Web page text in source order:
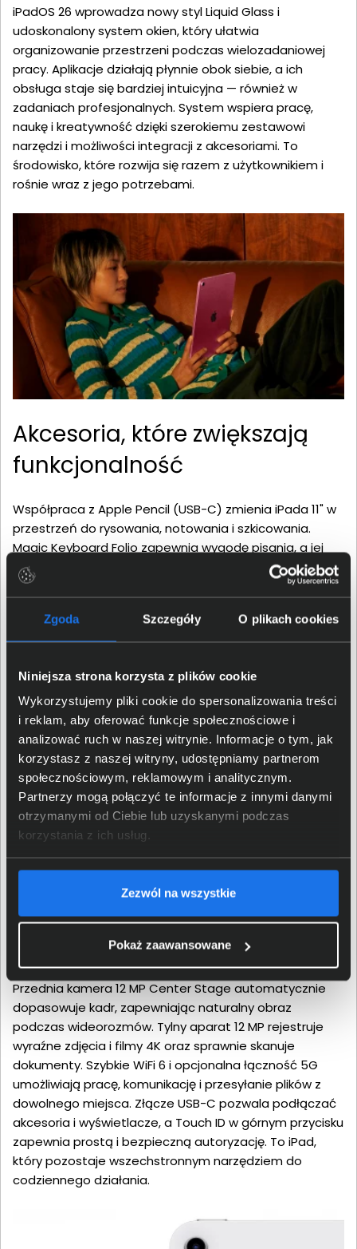
Zgoda Szczegóły O plikach cookies
Niniejsza strona korzysta z plików cookie
Wykorzystujemy pliki cookie do spersonalizowania treści
i reklam, aby oferować funkcje społecznościowe i
analizować ruch w naszej witrynie. Informacje o tym, jak
korzystasz z naszej witryny, udostępniamy partnerom
społecznościowym, reklamowym i analitycznym.
Partnerzy mogą połączyć te informacje z innymi danymi
otrzymanymi od Ciebie lub uzyskanymi podczas
korzystania z ich usług.
Zezwól na wszystkie
Pokaż zaawansowane
iPadOS 26 wprowadza nowy styl Liquid Glass i
udoskonalony system okien, który ułatwia
organizowanie przestrzeni podczas wielozadaniowej
pracy. Aplikacje działają płynnie obok siebie, a ich
obsługa staje się bardziej intuicyjna — również w
zadaniach profesjonalnych. System wspiera pracę,
naukę i kreatywność dzięki szerokiemu zestawowi
narzędzi i możliwości integracji z akcesoriami. To
środowisko, które rozwija się razem z użytkownikiem i
rośnie wraz z jego potrzebami.
Akcesoria, które zwiększają
funkcjonalność
Współpraca z Apple Pencil (USB-C) zmienia iPada 11" w
przestrzeń do rysowania, notowania i szkicowania.
Magic Keyboard Folio zapewnia wygodę pisania, a jej
modułowa konstrukcja pozwala korzystać z odłączanej
klawiatury oraz ochronnej tylnej okładki zależnie od
przełączanie między trybami pracy i mobilnością.
Urządzenie zachowuje kompatybilność również z Apple
Łączność i aparaty gotowe
na każdą chwilę
Przednia kamera 12 MP Center Stage automatycznie
dopasowuje kadr, zapewniając naturalny obraz
podczas wideorozmów. Tylny aparat 12 MP rejestruje
wyraźne zdjęcia i filmy 4K oraz sprawnie skanuje
dokumenty. Szybkie WiFi 6 i opcjonalna łączność 5G
umożliwiają pracę, komunikację i przesyłanie plików z
dowolnego miejsca. Złącze USB-C pozwala podłączać
akcesoria i wyświetlacze, a Touch ID w górnym przycisku
zapewnia prostą i bezpieczną autoryzację. To iPad,
który pozostaje wszechstronnym narzędziem do
codziennego działania.